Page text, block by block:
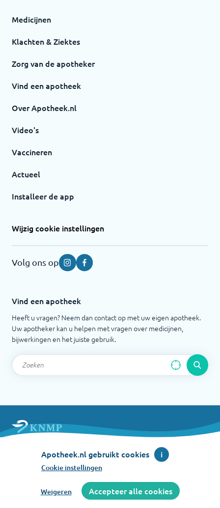
Medicijnen
Klachten & Ziektes
Zorg van de apotheker
Vind een apotheek
Over Apotheek.nl
Video's
Vaccineren
Actueel
Installeer de app
Wijzig cookie instellingen
Volg ons op InstagramFacebook
Vind een apotheek
Heeft u vragen? Neem dan contact op met uw eigen apotheek.
Uw apotheker kan u helpen met vragen over medicijnen,
bijwerkingen en het juiste gebruik.
Nederlandse Maatschappij ter bevordering der
Pharmacie
Apotheek.nl gebruikt cookies i
Cookie instellingen
Weigeren Accepteer alle cookies